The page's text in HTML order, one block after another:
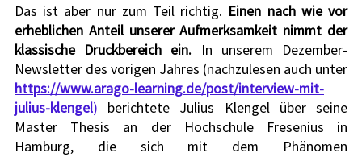
Das ist aber nur zum Teil richtig. Einen nach wie vor
erheblichen Anteil unserer Aufmerksamkeit nimmt der
klassische Druckbereich ein. In unserem Dezember-
Newsletter des vorigen Jahres (nachzulesen auch unter
https://www.arago-learning.de/post/interview-mit-
julius-klengel) berichtete Julius Klengel über seine
Master Thesis an der Hochschule Fresenius in
Hamburg, die sich mit dem Phänomen